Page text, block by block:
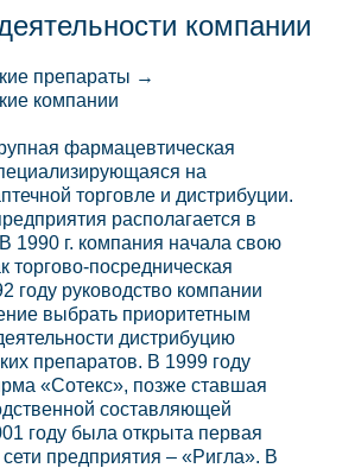
компании
препараты →
компании
фармацевтическая
на
торговле и дистрибуции.
располагается в
1990 г. компания начала свою
торгово-посредническая
году руководство компании
выбрать приоритетным
дистрибуцию
препаратов. В 1999 году
«Сотекс», позже ставшая
составляющей
году была открыта первая
предприятия – «Ригла». В